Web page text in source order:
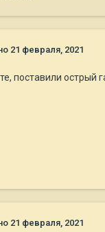
21 февраля, 2021
поставили острый
21 февраля, 2021